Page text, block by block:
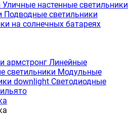
Уличные настенные светильники
Подводные светильники
на солнечных батареях
армстронг Линейные
светильники Модульные
downlight Светодиодные